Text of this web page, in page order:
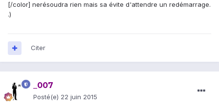
[/color] nerésoudra rien mais sa évite d'attendre un redémarrage.
.)
Citer
_007
Posté(e) 22 juin 2015